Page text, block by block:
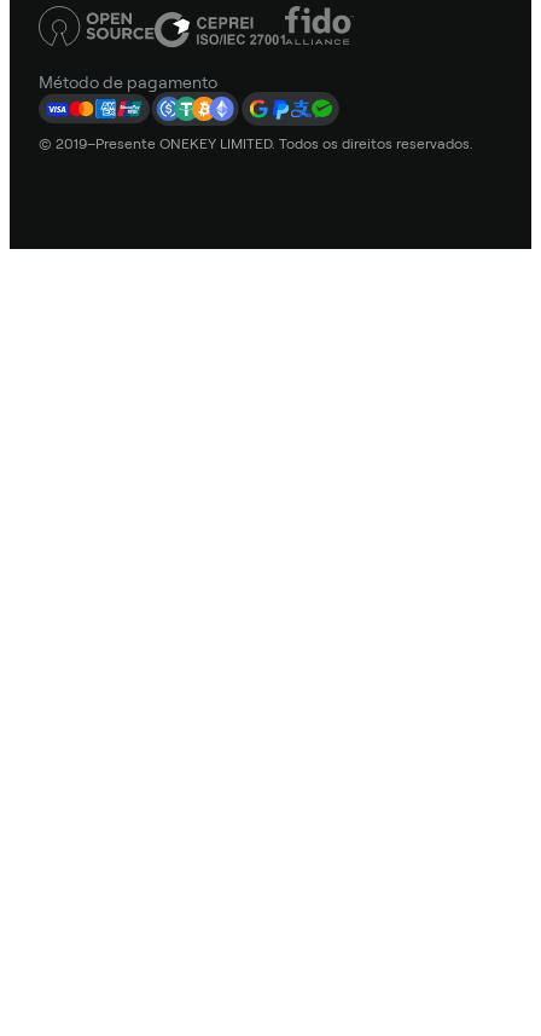
Método de pagamento
© 2019–Presente ONEKEY LIMITED. Todos os direitos reservados.